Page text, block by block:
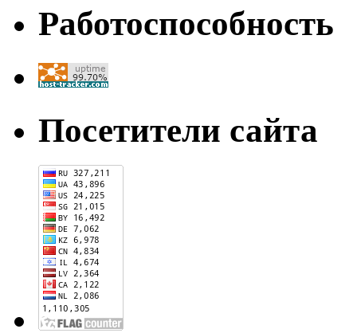
Работоспособность
Посетители сайта